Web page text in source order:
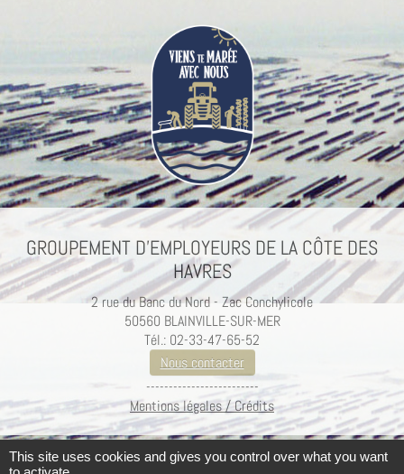
GROUPEMENT D’EMPLOYEURS DE LA CÔTE DES
HAVRES
2 rue du Banc du Nord - Zac Conchylicole
50560 BLAINVILLE-SUR-MER
Tél.: 02-33-47-65-52
Nous contacter
-------------------------
Mentions légales / Crédits
This site uses cookies and gives you control over what you want